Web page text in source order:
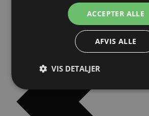
ACCEPTER ALLE
AFVIS ALLE
VIS DETALJER